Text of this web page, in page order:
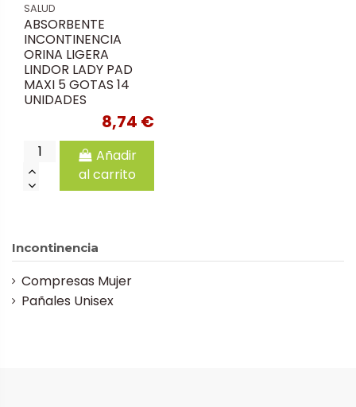
SALUD
ABSORBENTE
INCONTINENCIA
ORINA LIGERA
LINDOR LADY PAD
MAXI 5 GOTAS 14
UNIDADES
8,74 €
Añadir
al carrito
Incontinencia
Compresas Mujer
Pañales Unisex